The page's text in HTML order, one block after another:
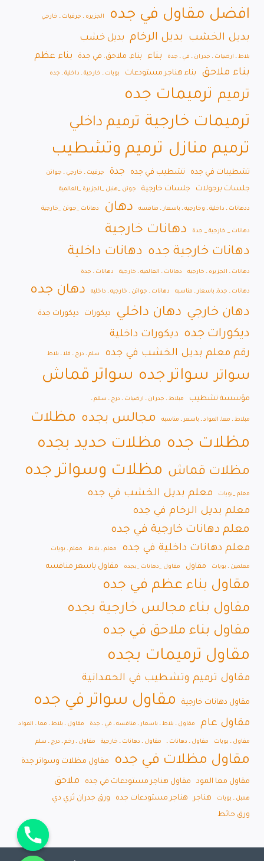
افضل مقاول في جده الجزيره ـ جرفيات ـ خارجي
بديل الخشب بديل الرخام بديل خشب
بلاط ـ ارضيات ـ جدران ـ في ـ جدة بناء بناء. ملاحق. في جدة بناء عظم
بناء ملاحق بناء هناجر مستودعات بويات ـ خارجية ـ داخلية ـ جده
ترميم ترميمات جده
ترميمات خارجية ترميم داخلي
ترميم منازل ترميم وتشطيب
تشطيبات في جده تشطيب في جده جدة جرفيت ـ خارجي ـ جواتن
جلسات برجولات جلسات خارجية جوتن _هنبل _الجزيرة _العالمية
ددهانات ـ داخلية ـ وخارجيه ـ باسعار ـ منافسه دهان دهانات _جوتن _خارجية
دهانات _ خارجية _ جدة دهانات خارجية
دهانات خارجية جده دهانات داخلية
دهانات ـ الجزيره ـ خارجيه دهانات ـ العالميه ـ خارجية دهانات ـ جدة
دهانات ـ جدةـ باسعار ـ مناسبه دهانات ـ جواتن ـ خارجيه ـ داخليه دهان جده
دهان خارجي دهان داخلي ديكورات ديكورات جدة
ديكورات جده ديكورات داخلية
رقم معلم بديل الخشب في جده
سلم ـ درج ـ فلا ـ بلاط
سواتر سواتر جده سواتر قماش
مؤسسة تشطيب مبلاط ـ جدران ـ ارضيات ـ درج ـ سللم ـ
مبلاط ـ معاـ المواد ـ باسعر ـ مناسبه مجالس بجده مظلات
مظلات جده مظلات حديد بجده
مظلات قماش مظلات وسواتر جده
معلم _بويات
معلم بديل الخشب في جده
معلم بديل الرخام في جده
معلم دهانات خارجية في جده
معلم دهانات داخلية في جده معلم ـ بلاط معلم ـ بويات
معلمين ـ بويات مقاول مقاول _دهانات _بجده مقاول باسعر منافسه
مقاول بناء عظم في جده
مقاول بناء مجالس خارجية بجده
مقاول بناء ملاحق في جده
مقاول ترميمات بجده
مقاول ترميم وتشطيب في الحمدانية
مقاول دهانات خارجية مقاول سواتر في جده
مقاول عام مقاول ـ بلاط ـ باسعار ـ منافسه ـ في ـ جدة مقاول ـ بلاط ـ معا ـ المواد
مقاول ـ بويات مقاول ـ دهانات ـ مقاول ـ دهانات ـ خارجية مقاول ـ رخم ـ درج ـ سلم
مقاول مظلات في جده مقاول مظلات وسواتر جدة
مقاول معا المود مقاول هناجر مستودعات في جده ملاحق
همبل ـ بويات هناجر هناجر مستودعات جده
ورق جدران ثري دي
ورق حائط